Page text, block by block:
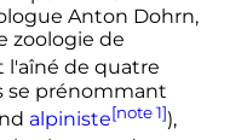
Anton Dohrn,
zoologie de
l'aîné de quatre
se prénommant
alpiniste[note 1]),